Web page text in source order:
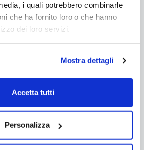
i quali potrebbero combinarle
che ha fornito loro o che hanno
dei loro servizi.
Mostra dettagli
Accetta tutti
Personalizza